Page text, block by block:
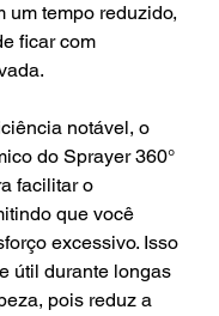
um tempo reduzido,
ficar com
notável, o
do Sprayer 360°
facilitar o
que você
excessivo. Isso
útil durante longas
pois reduz a